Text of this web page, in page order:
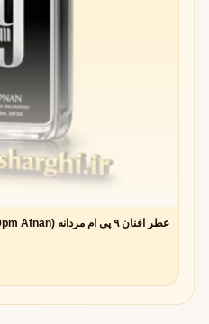
عطر افنان ۹ پی ام مردانه (9pm Afnan)